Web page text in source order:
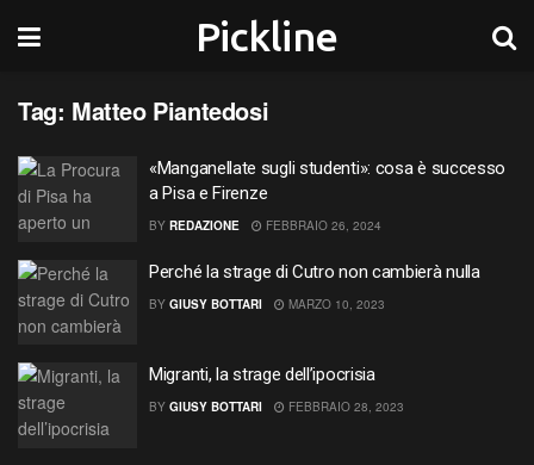
Pickline
Tag: Matteo Piantedosi
«Manganellate sugli studenti»: cosa è successo
a Pisa e Firenze
BY REDAZIONE FEBBRAIO 26, 2024
Perché la strage di Cutro non cambierà nulla
BY GIUSY BOTTARI MARZO 10, 2023
Migranti, la strage dell’ipocrisia
BY GIUSY BOTTARI FEBBRAIO 28, 2023